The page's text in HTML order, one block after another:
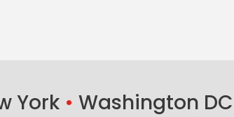
York • Washington DC